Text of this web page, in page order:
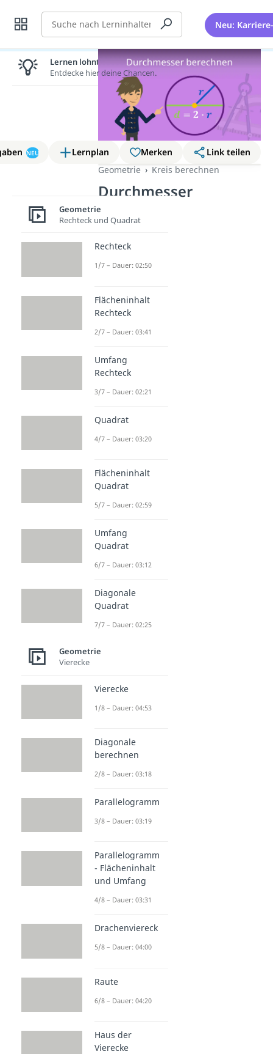
Suche Neu:
NEU Lernplan Merken
Link teilen
Geometrie
Kreis berechnen
Durchmesser
berechnen
Lernen lohnt sich!
Entdecke hier deine Chancen.
Geometrie
Rechteck und Quadrat
Rechteck
1/7 – Dauer: 02:50
Flächeninhalt
Rechteck
2/7 – Dauer: 03:41
Umfang
Rechteck
3/7 – Dauer: 02:21
Quadrat
4/7 – Dauer: 03:20
Flächeninhalt
Quadrat
5/7 – Dauer: 02:59
Umfang
Quadrat
6/7 – Dauer: 03:12
Diagonale
Quadrat
7/7 – Dauer: 02:25
Geometrie
Vierecke
Vierecke
1/8 – Dauer: 04:53
Diagonale
berechnen
2/8 – Dauer: 03:18
Parallelogramm
3/8 – Dauer: 03:19
Parallelogramm
- Flächeninhalt
und Umfang
4/8 – Dauer: 03:31
Drachenviereck
5/8 – Dauer: 04:00
Raute
6/8 – Dauer: 04:20
Haus der
Vierecke